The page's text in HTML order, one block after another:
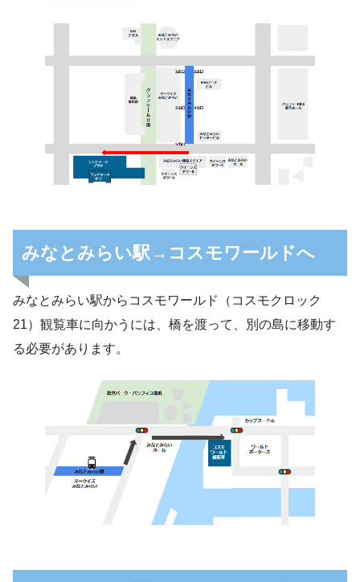
みなとみらい駅→コスモワールドへ
みなとみらい駅からコスモワールド（コスモクロック
21）観覧車に向かうには、橋を渡って、別の島に移動す
る必要があります。